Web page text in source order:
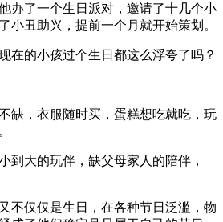
办了一个生日派对，邀请了十几个小
小丑助兴，提前一个月就开始策划。
在的小孩过个生日都这么浮夸了吗？
缺，衣服随时买，蛋糕想吃就吃，玩
到大的玩伴，缺父母家人的陪伴，
不仅仅是生日，在各种节日泛滥，物